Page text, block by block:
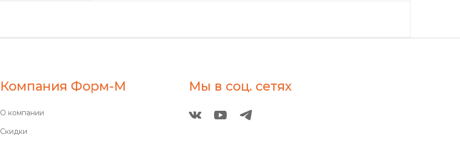
Компания Форм-М
О компании
Скидки
Мы в соц. сетях